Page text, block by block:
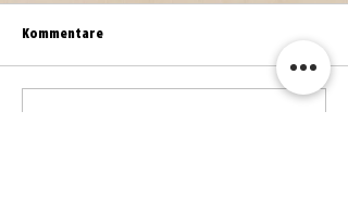
Kommentare